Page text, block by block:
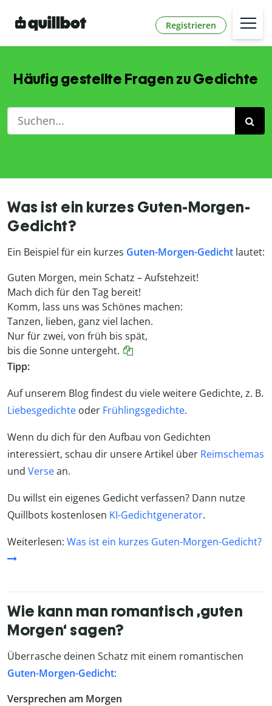
Registrieren
Häufig gestellte Fragen zu Gedichte
Was ist ein kurzes Guten-Morgen-
Gedicht?
Ein Beispiel für ein kurzes Guten-Morgen-Gedicht lautet:
Guten Morgen, mein Schatz – Aufstehzeit!
Mach dich für den Tag bereit!
Komm, lass uns was Schönes machen:
Tanzen, lieben, ganz viel lachen.
Nur für zwei, von früh bis spät,
bis die Sonne untergeht.
Tipp:
Auf unserem Blog findest du viele weitere Gedichte, z. B.
Liebesgedichte oder Frühlingsgedichte.
Wenn du dich für den Aufbau von Gedichten
interessiert, schau dir unsere Artikel über Reimschemas
und Versean.
Du willst ein eigenes Gedicht verfassen? Dann nutze
Quillbots kostenlosen KI-Gedichtgenerator.
Weiterlesen: Was ist ein kurzes Guten-Morgen-Gedicht?
Wie kann man romantisch ‚guten
Morgen‘ sagen?
Überrasche deinen Schatz mit einem romantischen
Guten-Morgen-Gedicht:
Versprechen am Morgen